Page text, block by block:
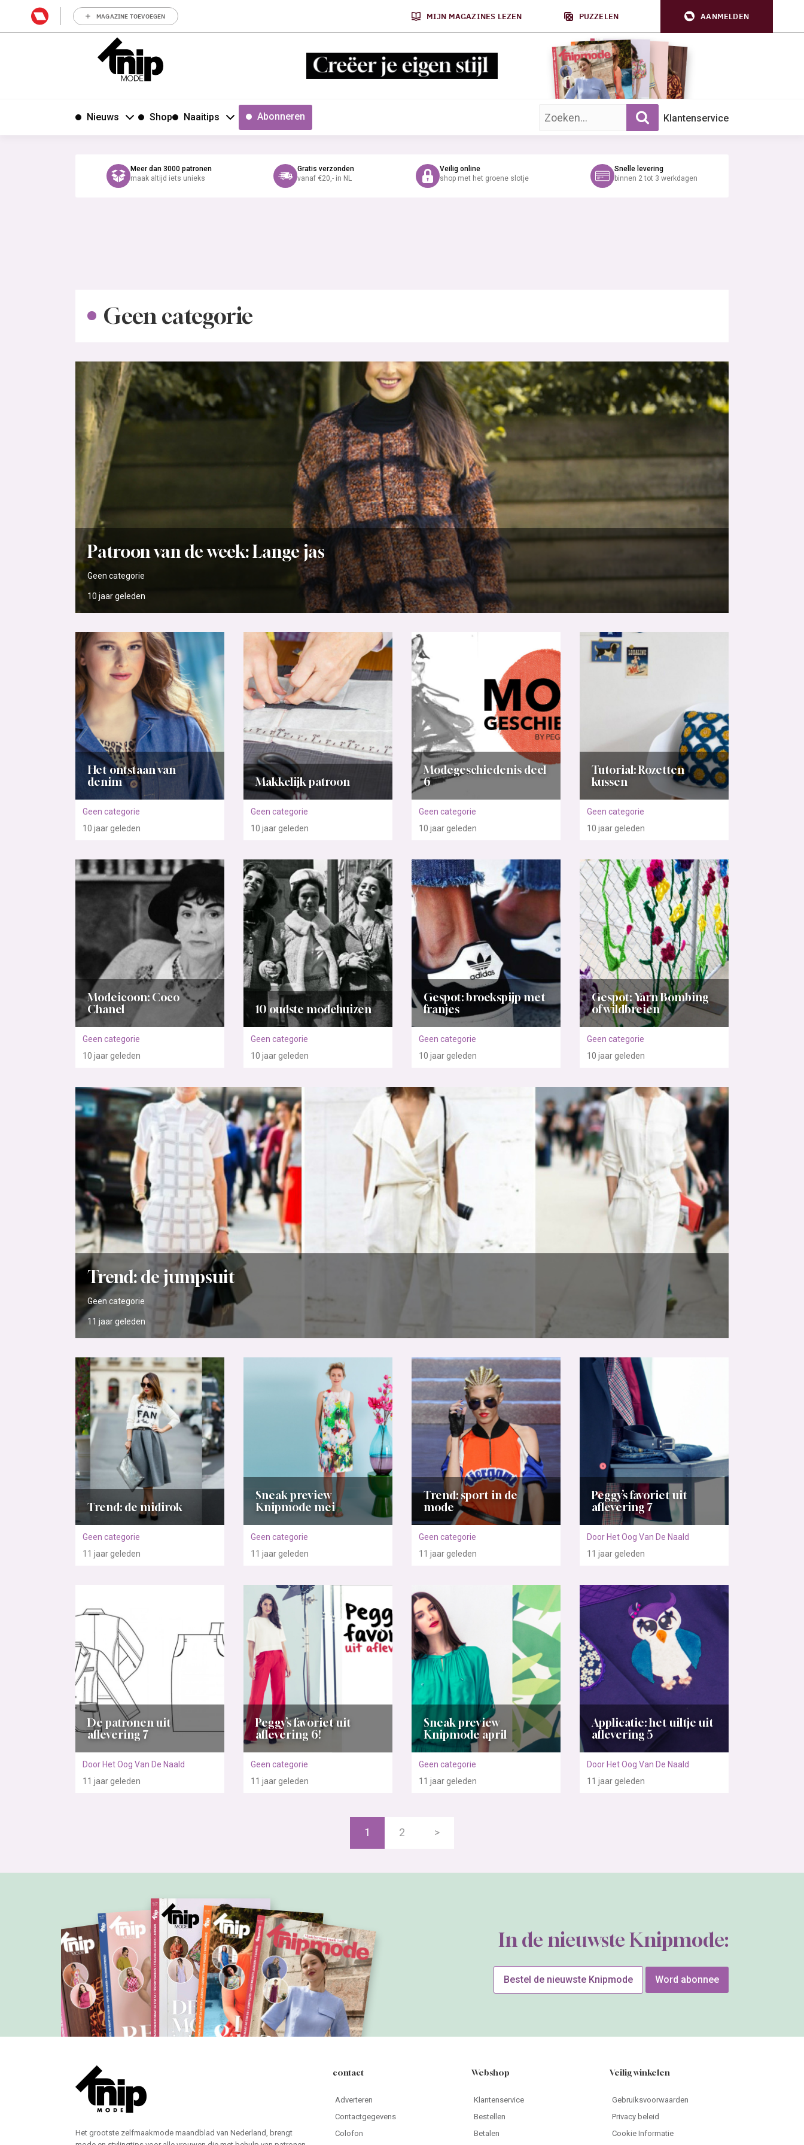
MAGAZINE TOEVOEGEN MIJN MAGAZINES LEZEN PUZZELEN AANMELDEN
Nieuws Shop Naaitips Abonneren Zoek op trefwoord: Klantenservice
Meer dan 3000 patronen
maak altijd iets unieks
Gratis verzonden
vanaf €20,- in NL
Veilig online
shop met het groene slotje
Snelle levering
binnen 2 tot 3 werkdagen
Geen categorie
Geen categorie
Patroon van de week: Lange jas
10 jaargeleden
Het ontstaan van
denim
Geen categorie
10 jaar geleden
Makkelijk patroon
Geen categorie
10 jaar geleden
Modegeschiedenis deel
6
Geen categorie
10 jaar geleden
Tutorial: Rozetten
kussen
Geen categorie
10 jaar geleden
Modeicoon: Coco
Chanel
Geen categorie
10 jaar geleden
10 oudste modehuizen
Geen categorie
10 jaar geleden
Gespot: broekspijp met
franjes
Geen categorie
10 jaar geleden
Gespot: Yarn Bombing
of wildbreien
Geen categorie
10 jaar geleden
Geen categorie
Trend: de jumpsuit
11 jaargeleden
Trend: de midirok
Geen categorie
11 jaar geleden
Sneak preview
Knipmode mei
Geen categorie
11 jaar geleden
Trend: sport in de
mode
Geen categorie
11 jaar geleden
Peggy’s favoriet uit
aflevering 7
Door Het Oog Van De Naald
11 jaar geleden
De patronen uit
aflevering 7
Door Het Oog Van De Naald
11 jaar geleden
Peggy’s favoriet uit
aflevering 6!
Geen categorie
11 jaar geleden
Sneak preview
Knipmode april
Geen categorie
11 jaar geleden
Applicatie: het uiltje uit
aflevering 5
Door Het Oog Van De Naald
11 jaar geleden
1 2 >
In de nieuwste Knipmode:
Bestel de nieuwste Knipmode Word abonnee
Het grootste zelfmaakmode maandblad van Nederland, brengt
contact
Adverteren
Contactgegevens
Colofon
Webshop
Klantenservice
Bestellen
Betalen
Veilig winkelen
Gebruiksvoorwaarden
Privacy beleid
Cookie Informatie